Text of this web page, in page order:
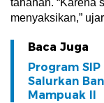
tahanan. “Karena
menyaksikan,”
Baca Juga
Program
Salurkan
Mampuak ll